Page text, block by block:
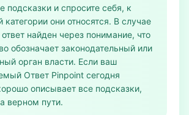
подсказки и спросите себя, к
категории они относятся. В случае
найден через понимание, что
обозначает законодательный или
орган власти. Если ваш
Ответ Pinpoint сегодня
описывает все подсказки,
верном пути.